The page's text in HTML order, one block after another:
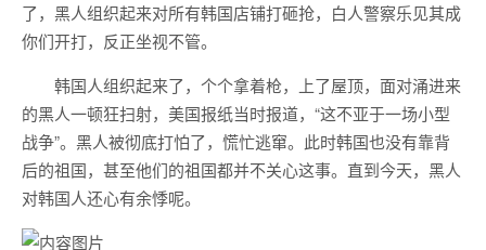
了，黑人组织起来对所有韩国店铺打砸抢，白人警察乐见其成
你们开打，反正坐视不管。
韩国人组织起来了，个个拿着枪，上了屋顶，面对涌进来
的黑人一顿狂扫射，美国报纸当时报道，“这不亚于一场小型
战争”。黑人被彻底打怕了，慌忙逃窜。此时韩国也没有靠背
后的祖国，甚至他们的祖国都并不关心这事。直到今天，黑人
对韩国人还心有余悸呢。